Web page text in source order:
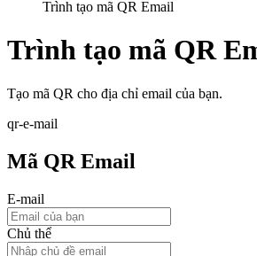
Trình tạo mã QR Email
Trình tạo mã QR
Tạo mã QR cho địa chỉ email của bạn.
qr-e-mail
Mã QR Email
E-mail
Chủ thể